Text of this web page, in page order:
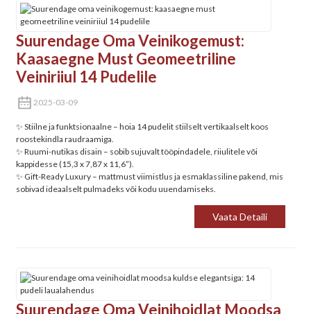
Suurendage Oma Veinikogemust:
Kaasaegne Must Geomeetriline
Veiniriiul 14 Pudelile
2025-03-09
✨ ‌Stiilne ja funktsionaalne‌ – hoia 14 pudelit stiilselt vertikaalselt koos
roostekindla raudraamiga.
✨ ‌Ruumi-nutikas disain‌ – sobib sujuvalt tööpindadele, riiulitele või
kappidesse (15,3 x 7,87 x 11,6”).
✨ ‌Gift-Ready Luxury‌ – mattmust viimistlus ja esmaklassiline pakend, mis
sobivad ideaalselt pulmadeks või kodu uuendamiseks.
Vaata Detaili
Suurendage Oma Veinihoidlat Moodsa